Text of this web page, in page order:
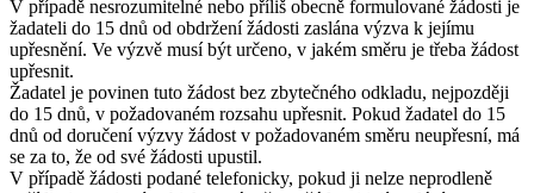
V případě nesrozumitelné nebo příliš obecně formulované žádosti je
žadateli do 15 dnů od obdržení žádosti zaslána výzva k jejímu
upřesnění. Ve výzvě musí být určeno, v jakém směru je třeba žádost
upřesnit.
Žadatel je povinen tuto žádost bez zbytečného odkladu, nejpozději
do 15 dnů, v požadovaném rozsahu upřesnit. Pokud žadatel do 15
dnů od doručení výzvy žádost v požadovaném směru neupřesní, má
se za to, že od své žádosti upustil.
V případě žádosti podané telefonicky, pokud ji nelze neprodleně